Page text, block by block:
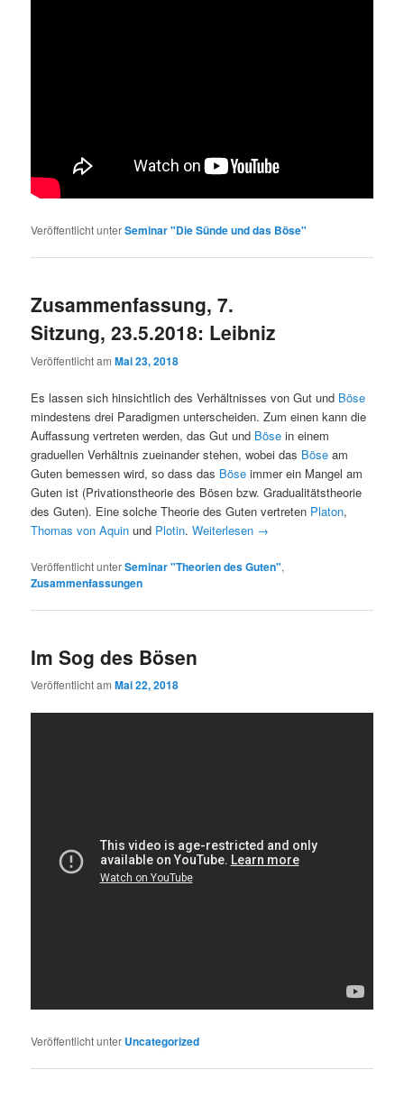
Veröffentlicht unterSeminar "Die Sünde und das Böse"
Zusammenfassung, 7.
Sitzung, 23.5.2018: Leibniz
Veröffentlicht amMai 23, 2018
Es lassen sich hinsichtlich des Verhältnisses von Gut und Böse
mindestens drei Paradigmen unterscheiden. Zum einen kann die
Auffassung vertreten werden, das Gut und Böse in einem
graduellen Verhältnis zueinander stehen, wobei das Böse am
Guten bemessen wird, so dass das Böse immer ein Mangel am
Guten ist (Privationstheorie des Bösen bzw. Gradualitätstheorie
des Guten). Eine solche Theorie des Guten vertreten Platon,
Thomas von Aquin und Plotin.Weiterlesen →
Veröffentlicht unterSeminar "Theorien des Guten",
Zusammenfassungen
Im Sog des Bösen
Veröffentlicht amMai 22, 2018
Veröffentlicht unter Uncategorized